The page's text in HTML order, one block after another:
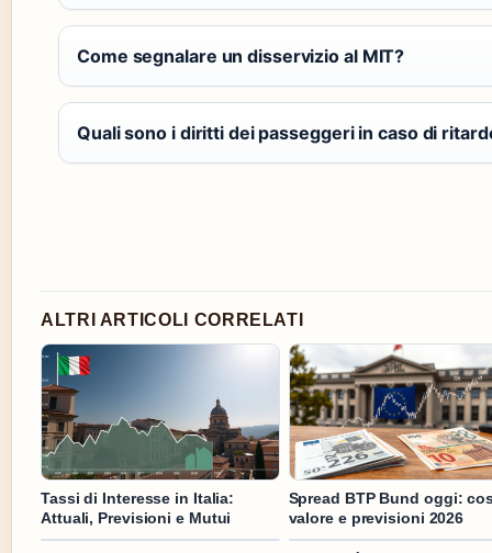
Come segnalare un disservizio al MIT?
Quali sono i diritti dei passeggeri in caso di
ALTRI ARTICOLI CORRELATI
Tassi di Interesse in Italia:
Attuali, Previsioni e Mutui
Spread BTP Bund oggi:
valore e previsioni 2026